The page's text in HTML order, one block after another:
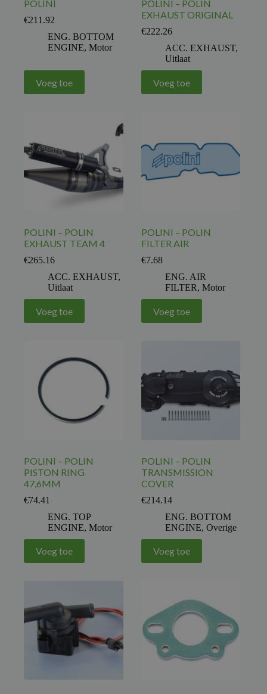
POLINI
€211.92
ENG. BOTTOM
ENGINE, Motor
Voeg toe
POLINI – POLIN
EXHAUST ORIGINAL
€222.26
ACC. EXHAUST,
Uitlaat
Voeg toe
POLINI – POLIN
EXHAUST TEAM 4
€265.16
ACC. EXHAUST,
Uitlaat
Voeg toe
POLINI – POLIN
FILTER AIR
€7.68
ENG. AIR
FILTER, Motor
Voeg toe
POLINI – POLIN
PISTON RING
47,6MM
€74.41
ENG. TOP
ENGINE, Motor
Voeg toe
POLINI – POLIN
TRANSMISSION
COVER
€214.14
ENG. BOTTOM
ENGINE, Overige
Voeg toe